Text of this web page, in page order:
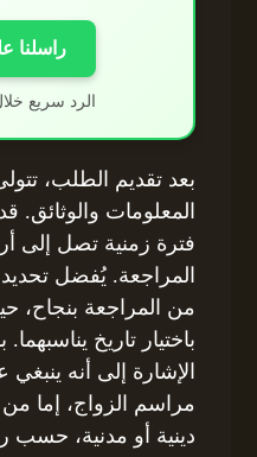
راسلنا
الرد سريع
بعد تقديم الطلب،
المعلومات والوثائق.
فترة زمنية تصل إلى
المراجعة. يُفضل تحديد
من المراجعة بنجاح،
باختيار تاريخ
الإشارة إلى أنه
مراسم الزواج، إما
دينية أو مدنية، حسب